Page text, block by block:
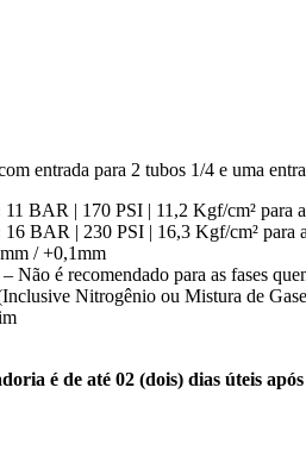
entrada para 2 tubos 1/4 e uma
11 BAR | 170 PSI | 11,2 Kgf/cm² para
16 BAR | 230 PSI | 16,3 Kgf/cm² para
/ +0,1mm
– Não é recomendado para as fases
Nitrogênio ou Mistura de
é de até 02 (dois) dias úteis